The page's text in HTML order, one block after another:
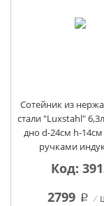
Сотейник из
стали "Luxstahl"
дно d-24см h-14см
ручками
Код:
2799 q